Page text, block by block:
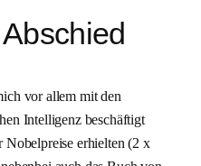
vor allem mit den
Intelligenz beschäftigt
erhielten (2 x